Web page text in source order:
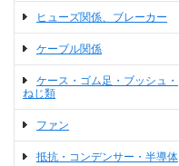
ヒューズ関係、ブレーカー
ケーブル関係
ケース・ゴム足・ブッシュ・
ねじ類
ファン
抵抗・コンデンサー・半導体